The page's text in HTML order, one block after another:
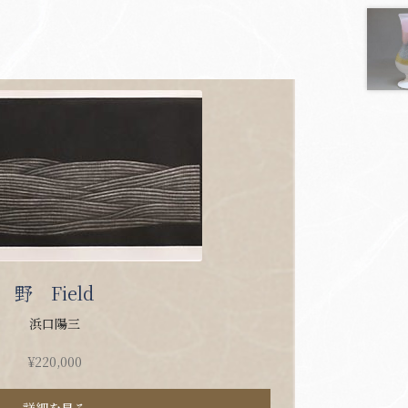
野 Field
浜口陽三
¥220,000